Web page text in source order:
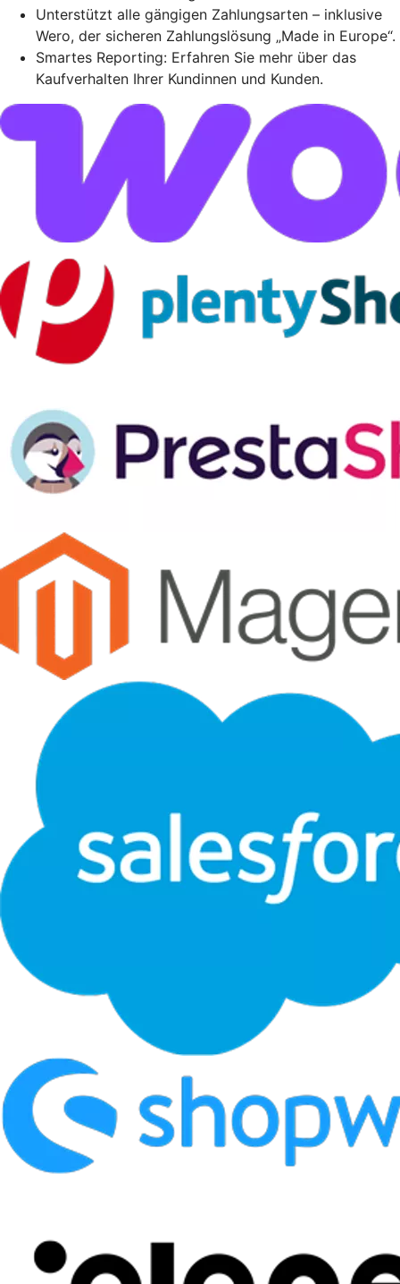
Unterstützt alle gängigen Zahlungsarten – inklusive
Wero, der sicheren Zahlungslösung „Made in Europe“.
Smartes Reporting: Erfahren Sie mehr über das
Kaufverhalten Ihrer Kundinnen und Kunden.